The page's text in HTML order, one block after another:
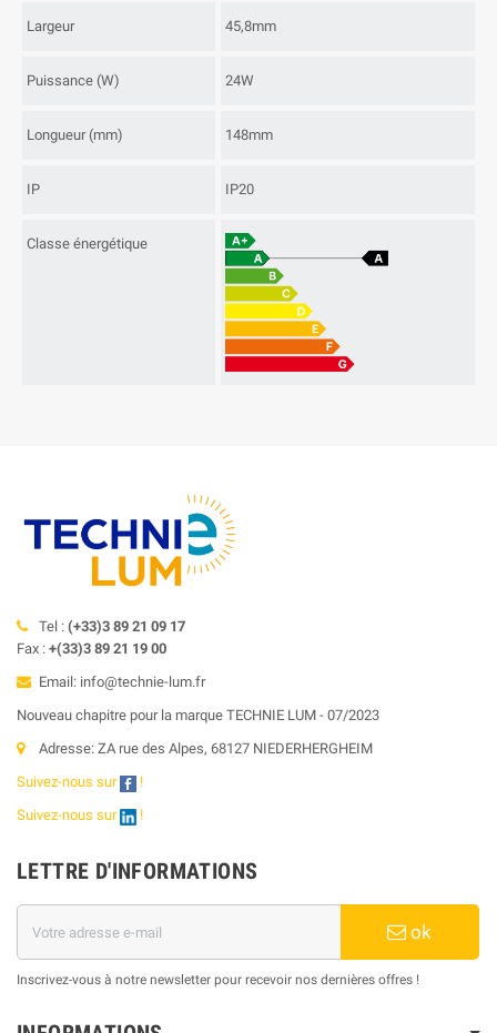
Largeur 45,8mm
Puissance (W) 24W
Longueur (mm) 148mm
IP IP20
Classe énergétique
Tel : (+33)3 89 21 09 17
Fax : +(33)3 89 21 19 00
Email: info@technie-lum.fr
Nouveau chapitre pour la marque TECHNIE LUM - 07/2023
Adresse: ZA rue des Alpes, 68127 NIEDERHERGHEIM
Suivez-nous sur
!
Suivez-nous sur
!
LETTRE D'INFORMATIONS
ok
Inscrivez-vous à notre newsletter pour recevoir nos dernières offres !